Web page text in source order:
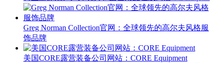
Greg Norman Collection官网：全球领先的高尔夫风格服
饰品牌
美国CORE露营装备公司网站：CORE Equipment